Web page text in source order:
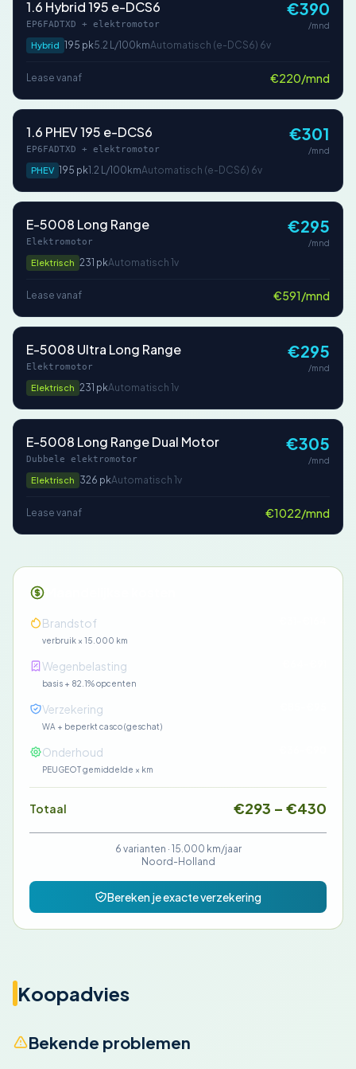
1.6 Hybrid 195 e-DCS6
EP6FADTXD + elektromotor
Hybrid 195 pk5.2 L/100kmAutomatisch (e-DCS6) 6v
€390
/mnd
Lease vanaf €220/mnd
1.6 PHEV 195 e-DCS6
EP6FADTXD + elektromotor
PHEV 195 pk1.2 L/100kmAutomatisch (e-DCS6) 6v
€301
/mnd
E-5008 Long Range
Elektromotor
Elektrisch 231 pkAutomatisch 1v
€295
/mnd
Lease vanaf €591/mnd
E-5008 Ultra Long Range
Elektromotor
Elektrisch 231 pkAutomatisch 1v
€295
/mnd
E-5008 Long Range Dual Motor
Dubbele elektromotor
Elektrisch
326 pkAutomatisch 1v
€305
/mnd
Lease vanaf €1022/mnd
Brandstof
verbruik × 15.000 km
Wegenbelasting
basis + 82.1% opcenten
Verzekering
WA + beperkt casco (geschat)
Onderhoud
PEUGEOT gemiddelde × km
Totaal €293 – €430
6 varianten · 15.000 km/jaar
Noord-Holland
Bereken je exacte verzekering
Koopadvies
Bekende problemen